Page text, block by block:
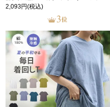
2,093円(税込)